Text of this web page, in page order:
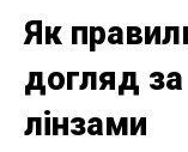
Як
догляд
лінзами